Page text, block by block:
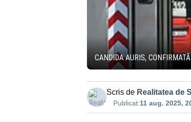
CANDIDA AURIS,
Scris de Realitatea de
Publicat:11 aug. 2025,